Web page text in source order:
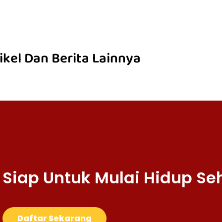
Dan Berita Lainnya
Siap Untuk Mulai Hidup
Daftar Sekarang